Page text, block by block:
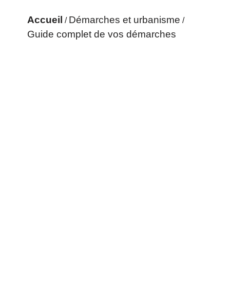
Accueil / Démarches et urbanisme /
Guide complet de vos démarches